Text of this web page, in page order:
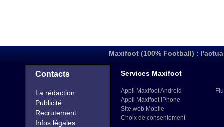
Maxifoot (100% Football) :
Contacts
La rédaction
Publicité
Recrutement
Infos légales
Services Maxifoot
Appli Maxifoot Android
Appli Maxifoot iPhone
Site web Mobile
Choix de consentement